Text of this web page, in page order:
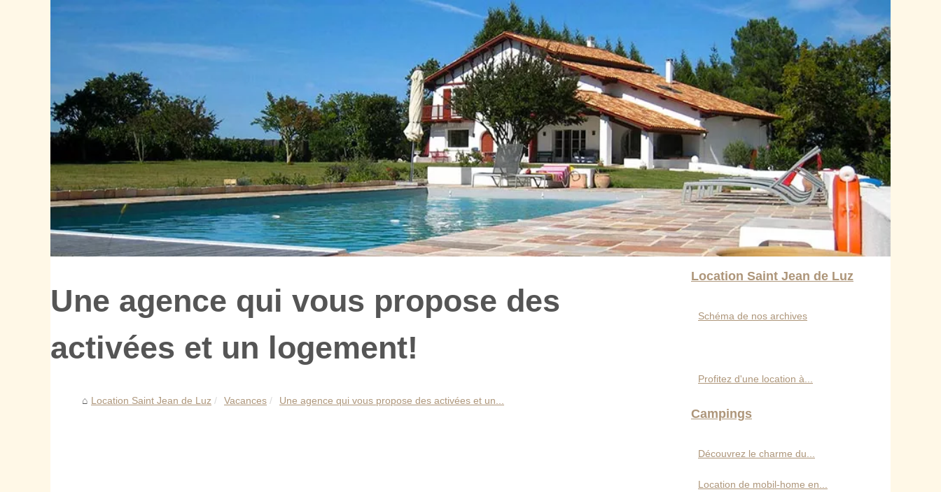
Une agence qui vous propose des
activées et un logement!
Location Saint Jean de Luz Vacances Une agence qui vous propose des activées et un...
Location Saint Jean de Luz
Schéma de nos archives
Profitez d'une location à...
Campings
Découvrez le charme du...
Location de mobil-home en...